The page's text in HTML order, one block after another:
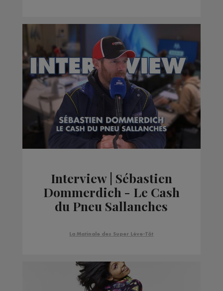
Interview | Sébastien
Dommerdich - Le Cash
du Pneu Sallanches
La Matinale des Super Lève-Tôt